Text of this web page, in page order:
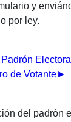
y
por ley.
Electoral
de Votante►
del